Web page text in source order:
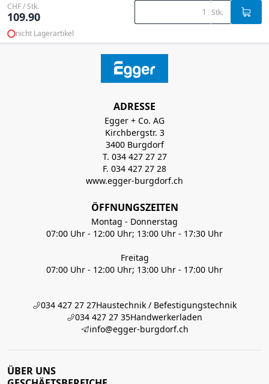
CHF / Stk.
109.90 Stk.
nicht Lagerartikel
ADRESSE
Egger + Co. AG
Kirchbergstr. 3
3400 Burgdorf
T. 034 427 27 27
F. 034 427 27 28
www.egger-burgdorf.ch
ÖFFNUNGSZEITEN
Montag - Donnerstag
07:00 Uhr - 12:00 Uhr; 13:00 Uhr - 17:30 Uhr
Freitag
07:00 Uhr - 12:00 Uhr; 13:00 Uhr - 17:00 Uhr
034 427 27 27Haustechnik / Befestigungstechnik
034 427 27 35Handwerkerladen
info@egger-burgdorf.ch
ÜBER UNS